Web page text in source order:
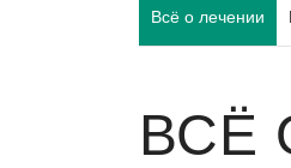
Всё о лечении
ВСЁ